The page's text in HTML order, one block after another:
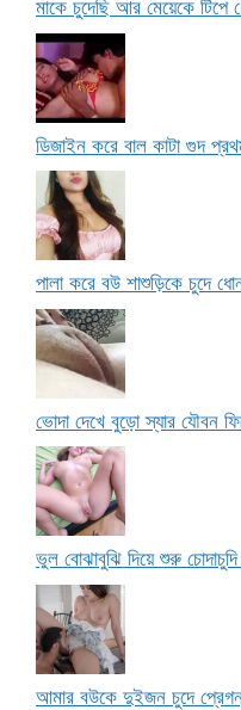
মাকে চুদেছি আর মেয়েকে টিপে
ডিজাইন করে বাল কাটা গুদ
পালা করে বউ শাশুড়িকে চুদে
ভোদা দেখে বুড়ো স্যার যৌবন
ভুল বোঝাবুঝি দিয়ে শুরু চোদাচুদি
আমার বউকে দুইজন চুদে